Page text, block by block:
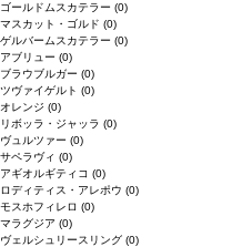
ゴールドムスカテラー (0)
マスカット・ゴルド (0)
ゲルバームスカテラー (0)
アブリュー (0)
ブラウブルガー (0)
ツヴァイゲルト (0)
オレンジ (0)
リボッラ・ジャッラ (0)
ヴュルツァー (0)
サペラヴィ (0)
アギオルギティコ (0)
ロディティス・アレポウ (0)
モスホフィレロ (0)
マラグジア (0)
ヴェルシュリースリング (0)